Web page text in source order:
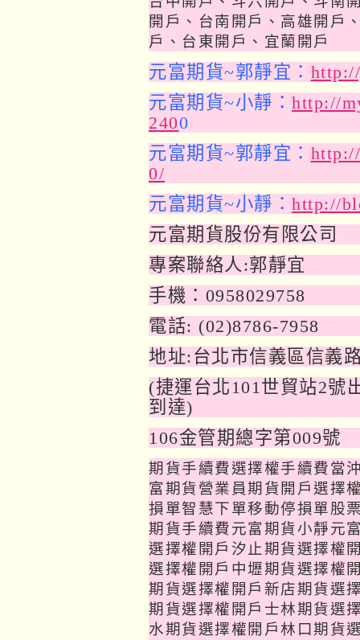
開戶、台南開戶、高雄開戶
戶、台東開戶、宜蘭開戶
元富期貨~郭靜宜：
元富期貨~小靜： http://
2400
元富期貨~郭靜宜：
0/
元富期貨~小靜： http://
元富期貨股份有限公司
專案聯絡人:郭靜宜
手機：0958029758
電話: (02)8786-7958
地址:台北市信義區信義
(捷運台北101世貿站2號
到達)
106金管期總字第009號
期貨手續費選擇權手續費當
富期貨營業員期貨開戶選擇
損單智慧下單移動停損單股
期貨手續費元富期貨小靜元
選擇權開戶汐止期貨選擇權
選擇權開戶中壢期貨選擇權
期貨選擇權開戶新店期貨選
期貨選擇權開戶士林期貨選
水期貨選擇權開戶林口期貨